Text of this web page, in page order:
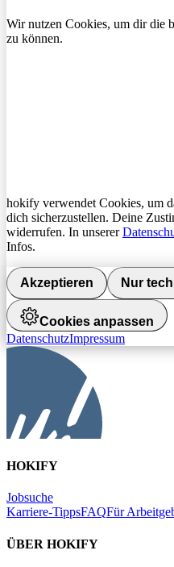
Wir nutzen Cookies, um dir die
zu können.
hokify verwendet Cookies, um
dich sicherzustellen. Deine
widerrufen. In unserer
Infos.
Akzeptieren Nur
Cookies anpassen
DatenschutzImpressum
HOKIFY
Jobsuche
Karriere-TippsFAQFür
ÜBER HOKIFY